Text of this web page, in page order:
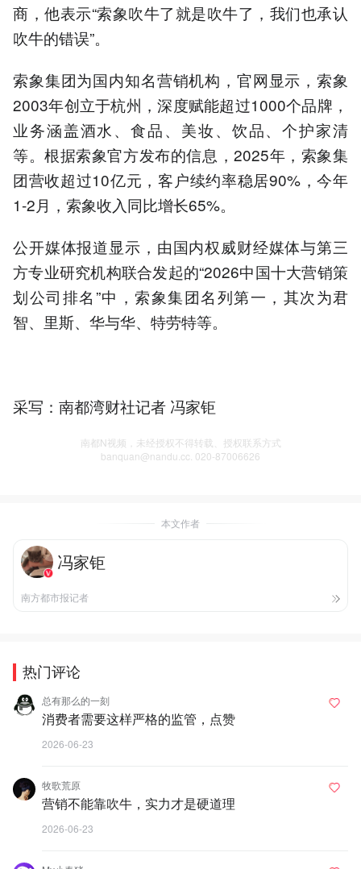
商，他表示“索象吹牛了就是吹牛了，我们也承认
吹牛的错误”。
索象集团为国内知名营销机构，官网显示，索象
2003年创立于杭州，深度赋能超过1000个品牌，
业务涵盖酒水、食品、美妆、饮品、个护家清
等。根据索象官方发布的信息，2025年，索象集
团营收超过10亿元，客户续约率稳居90%，今年
1-2月，索象收入同比增长65%。
公开媒体报道显示，由国内权威财经媒体与第三
方专业研究机构联合发起的“2026中国十大营销策
划公司排名”中，索象集团名列第一，其次为君
智、里斯、华与华、特劳特等。
采写：南都湾财社记者 冯家钜
南都N视频，未经授权不得转载、授权联系方式
banquan@nandu.cc. 020-87006626
本文作者
冯家钜
南方都市报记者
热门评论
总有那么的一刻
消费者需要这样严格的监管，点赞
2026-06-23
牧歌荒原
营销不能靠吹牛，实力才是硬道理
2026-06-23